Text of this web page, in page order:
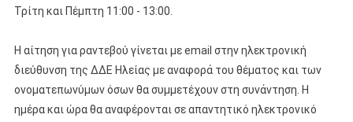
Τρίτη και Πέμπτη 11:00 - 13:00.
Η αίτηση για ραντεβού γίνεται με email στην ηλεκτρονική
διεύθυνση της ΔΔΕ Ηλείας με αναφορά του θέματος και των
ονοματεπωνύμων όσων θα συμμετέχουν στη συνάντηση. Η
ημέρα και ώρα θα αναφέρονται σε απαντητικό ηλεκτρονικό